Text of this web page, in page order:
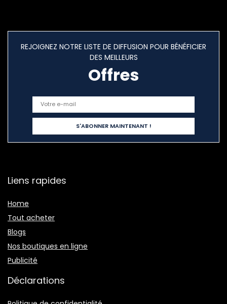
REJOIGNEZ NOTRE LISTE DE DIFFUSION POUR BÉNÉFICIER
DES MEILLEURS
Offres
Liens rapides
Home
Tout acheter
Blogs
Nos boutiques en ligne
Publicité
Déclarations